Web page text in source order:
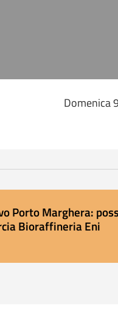
Domenica
Porto Marghera:
Bioraffineria Eni